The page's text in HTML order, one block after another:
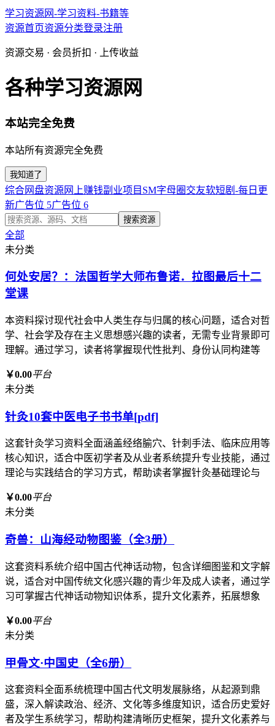
学习资源网-学习资料-书籍等
资源首页资源分类登录注册
资源交易 · 会员折扣 · 上传收益
各种学习资源网
本站完全免费
本站所有资源完全免费
我知道了
综合网盘资源 网上赚钱副业项目 SM字母圈交友软短剧-每日更
新广告位 5广告位 6
搜索资源
全部
未分类
何处安居？：法国哲学大师布鲁诺．拉图最后十二
堂课
本资料探讨现代社会中人类生存与归属的核心问题，适合对哲
学、社会学及存在主义思想感兴趣的读者，无需专业背景即可
理解。通过学习，读者将掌握现代性批判、身份认同构建等
￥0.00平台
未分类
针灸10套中医电子书书单[pdf]
这套针灸学习资料全面涵盖经络腧穴、针刺手法、临床应用等
核心知识，适合中医初学者及从业者系统提升专业技能，通过
理论与实践结合的学习方式，帮助读者掌握针灸基础理论与
￥0.00平台
未分类
奇兽：山海经动物图鉴（全3册）
这套资料系统介绍中国古代神话动物，包含详细图鉴和文字解
说，适合对中国传统文化感兴趣的青少年及成人读者，通过学
习可掌握古代神话动物知识体系，提升文化素养，拓展想象
￥0.00平台
未分类
甲骨文·中国史（全6册）
这套资料全面系统梳理中国古代文明发展脉络，从起源到鼎
盛，深入解读政治、经济、文化等多维度知识，适合历史爱好
者及学生系统学习，帮助构建清晰历史框架，提升文化素养与